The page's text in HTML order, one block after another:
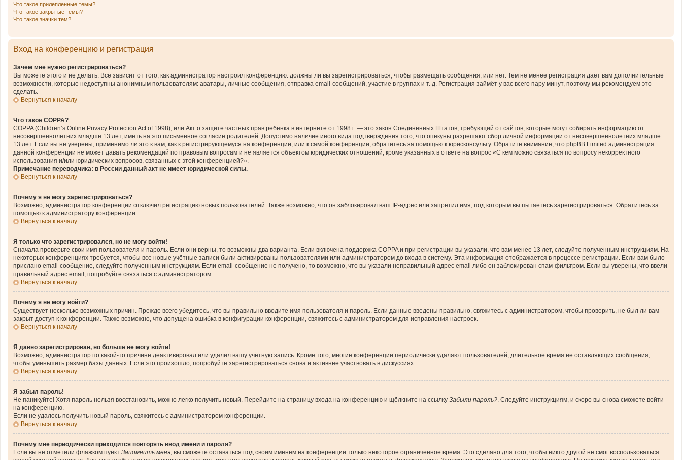
Что такое прилепленные темы?
Что такое закрытые темы?
Что такое значки тем?
Вход на конференцию и регистрация
Зачем мне нужно регистрироваться?
Вы можете этого и не делать. Всё зависит от того, как администратор настроил конференцию: должны ли вы зарегистрироваться, чтобы размещать сообщения, или нет. Тем не менее регистрация даёт вам дополнительные
возможности, которые недоступны анонимным пользователям: аватары, личные сообщения, отправка email-сообщений, участие в группах и т. д. Регистрация займёт у вас всего пару минут, поэтому мы рекомендуем это
сделать.
Вернуться к началу
Что такое COPPA?
COPPA (Children’s Online Privacy Protection Act of 1998), или Акт о защите частных прав ребёнка в интернете от 1998 г. — это закон Соединённых Штатов, требующий от сайтов, которые могут собирать информацию от
несовершеннолетних младше 13 лет, иметь на это письменное согласие родителей. Допустимо наличие иного вида подтверждения того, что опекуны разрешают сбор личной информации от несовершеннолетних младше
13 лет. Если вы не уверены, применимо ли это к вам, как к регистрирующемуся на конференции, или к самой конференции, обратитесь за помощью к юрисконсульту. Обратите внимание, что phpBB Limited администрация
данной конференции не может давать рекомендаций по правовым вопросам и не является объектом юридических отношений, кроме указанных в ответе на вопрос «С кем можно связаться по вопросу некорректного
использования и/или юридических вопросов, связанных с этой конференцией?».
Примечание переводчика: в России данный акт не имеет юридической силы.
Вернуться к началу
Почему я не могу зарегистрироваться?
Возможно, администратор конференции отключил регистрацию новых пользователей. Также возможно, что он заблокировал ваш IP-адрес или запретил имя, под которым вы пытаетесь зарегистрироваться. Обратитесь за
помощью к администратору конференции.
Вернуться к началу
Я только что зарегистрировался, но не могу войти!
Сначала проверьте свои имя пользователя и пароль. Если они верны, то возможны два варианта. Если включена поддержка COPPA и при регистрации вы указали, что вам менее 13 лет, следуйте полученным инструкциям. На
некоторых конференциях требуется, чтобы все новые учётные записи были активированы пользователями или администратором до входа в систему. Эта информация отображается в процессе регистрации. Если вам было
прислано email-сообщение, следуйте полученным инструкциям. Если email-сообщение не получено, то возможно, что вы указали неправильный адрес email либо он заблокирован спам-фильтром. Если вы уверены, что ввели
правильный адрес email, попробуйте связаться с администратором.
Вернуться к началу
Почему я не могу войти?
Существует несколько возможных причин. Прежде всего убедитесь, что вы правильно вводите имя пользователя и пароль. Если данные введены правильно, свяжитесь с администратором, чтобы проверить, не был ли вам
закрыт доступ к конференции. Также возможно, что допущена ошибка в конфигурации конференции, свяжитесь с администратором для исправления настроек.
Вернуться к началу
Я давно зарегистрирован, но больше не могу войти!
Возможно, администратор по какой-то причине деактивировал или удалил вашу учётную запись. Кроме того, многие конференции периодически удаляют пользователей, длительное время не оставляющих сообщения,
чтобы уменьшить размер базы данных. Если это произошло, попробуйте зарегистрироваться снова и активнее участвовать в дискуссиях.
Вернуться к началу
Я забыл пароль!
Не паникуйте! Хотя пароль нельзя восстановить, можно легко получить новый. Перейдите на страницу входа на конференцию и щёлкните на ссылку Забыли пароль? . Следуйте инструкциям, и скоро вы снова сможете войти
на конференцию.
Если не удалось получить новый пароль, свяжитесь с администратором конференции.
Вернуться к началу
Почему мне периодически приходится повторять ввод имени и пароля?
Если вы не отметили флажком пункт Запомнить меня , вы сможете оставаться под своим именем на конференции только некоторое ограниченное время. Это сделано для того, чтобы никто другой не смог воспользоваться